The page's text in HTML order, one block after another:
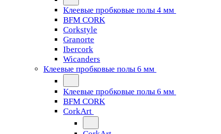
Клеевые пробковые полы 4 мм
BFM CORK
Corkstyle
Granorte
Ibercork
Wicanders
Клеевые пробковые полы 6 мм
Клеевые пробковые полы 6 мм
BFM CORK
CorkArt